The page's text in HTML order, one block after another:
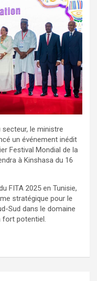
le ministre
un événement inédit
Festival Mondial de la
à Kinshasa du 16
FITA 2025 en Tunisie,
stratégique pour le
Sud dans le domaine
fort potentiel.